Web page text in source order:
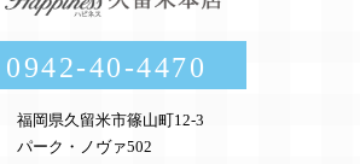
0942-40-4470
福岡県久留米市篠山町12-3
パーク・ノヴァ502